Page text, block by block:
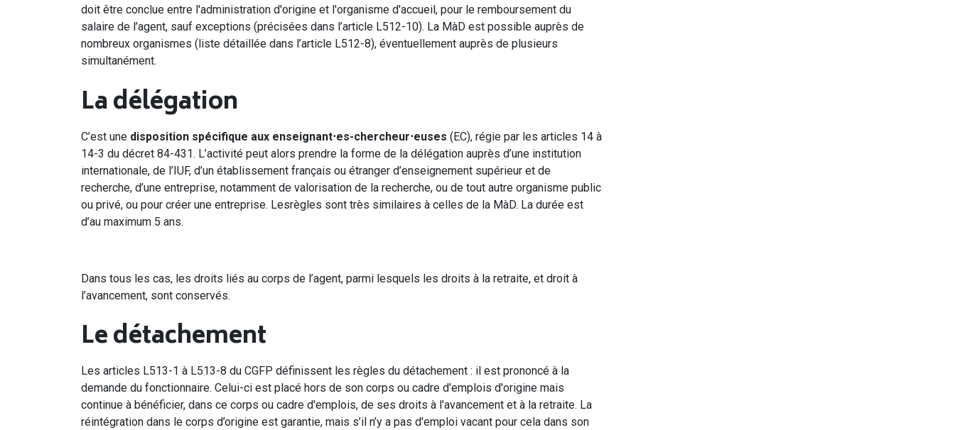
doit être conclue entre l'administration d'origine et l'organisme d'accueil, pour le remboursement du
salaire de l’agent, sauf exceptions (précisées dans l’article L512-10). La MàD est possible auprès de
nombreux organismes (liste détaillée dans l’article L512-8), éventuellement auprès de plusieurs
simultanément.
La délégation
C’est une disposition spécifique aux enseignant⋅es-chercheur⋅euses (EC), régie par les articles 14 à
14-3 du décret 84-431. L’activité peut alors prendre la forme de la délégation auprès d’une institution
internationale, de l’IUF, d’un établissement français ou étranger d’enseignement supérieur et de
recherche, d’une entreprise, notamment de valorisation de la recherche, ou de tout autre organisme public
ou privé, ou pour créer une entreprise. Lesrègles sont très similaires à celles de la MàD. La durée est
d’au maximum 5 ans.
Dans tous les cas, les droits liés au corps de l’agent, parmi lesquels les droits à la retraite, et droit à
l’avancement, sont conservés.
Le détachement
Les articles L513-1 à L513-8 du CGFP définissent les règles du détachement : il est prononcé à la
demande du fonctionnaire. Celui-ci est placé hors de son corps ou cadre d'emplois d'origine mais
continue à bénéficier, dans ce corps ou cadre d'emplois, de ses droits à l'avancement et à la retraite. La
réintégration dans le corps d’origine est garantie, mais s’il n’y a pas d'emploi vacant pour cela dans son